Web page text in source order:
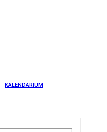
KALENDARIUM